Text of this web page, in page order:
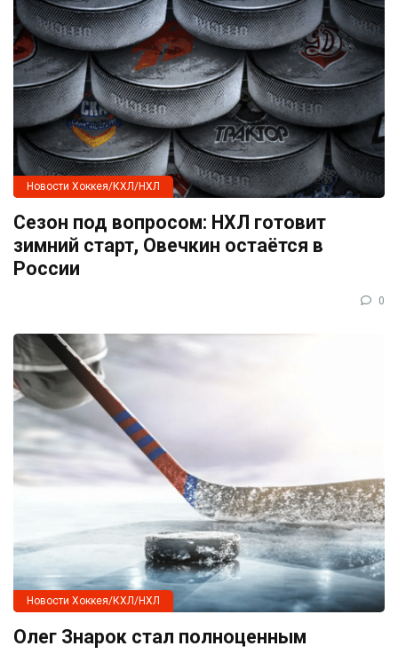
Новости Хоккея/КХЛ/НХЛ
Сезон под вопросом: НХЛ готовит
зимний старт, Овечкин остаётся в
России
0
Новости Хоккея/КХЛ/НХЛ
Олег Знарок стал полноценным